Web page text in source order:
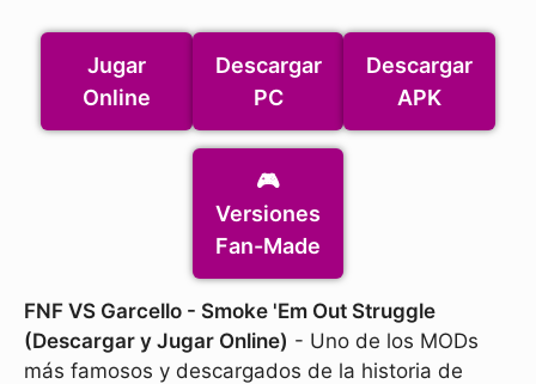
Jugar
Online
Descargar
PC
Descargar
APK
🎮
Versiones
Fan-Made
FNF VS Garcello - Smoke 'Em Out Struggle
(Descargar y Jugar Online) - Uno de los MODs
más famosos y descargados de la historia de